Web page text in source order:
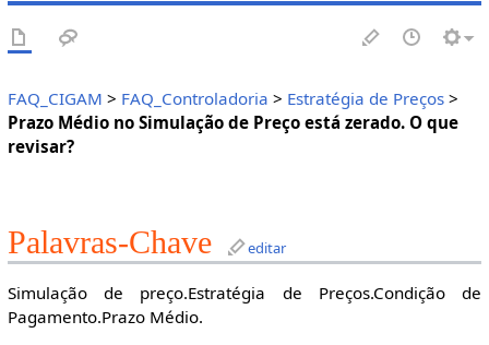
FAQ_CIGAM > FAQ_Controladoria > Estratégia de Preços>
Prazo Médio no Simulação de Preço está zerado. O que
revisar?
Palavras-Chave editar
Simulação de preço.Estratégia de Preços.Condição de
Pagamento.Prazo Médio.